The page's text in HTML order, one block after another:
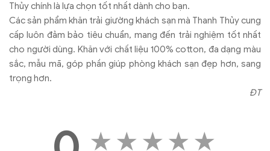
Thủy chính là lựa chọn tốt nhất dành cho bạn.
Các sản phẩm khăn trải giường khách sạn mà Thanh Thủy cung
cấp luôn đảm bảo tiêu chuẩn, mang đến trải nghiệm tốt nhất
cho người dùng. Khăn với chất liệu 100% cotton, đa dạng màu
sắc, mẫu mã, góp phần giúp phòng khách sạn đẹp hơn, sang
trọng hơn.
ĐT
★ ★ ★ ★ ★